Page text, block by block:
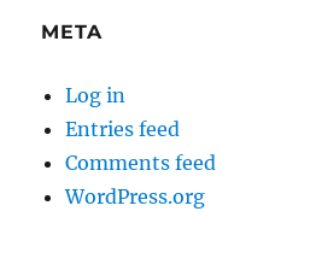
META
Log in
Entries feed
Comments feed
WordPress.org